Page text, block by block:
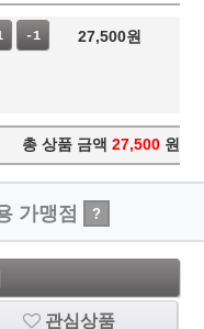
-1 27,500원
총 상품 금액 27,500 원
가맹점 ?
관심상품